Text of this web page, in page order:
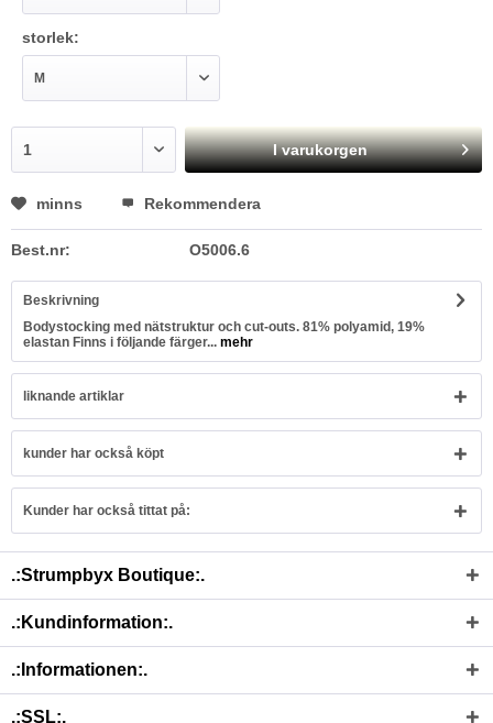
storlek:
I varukorgen
minns Rekommendera
Best.nr: O5006.6
Beskrivning
Bodystocking med nätstruktur och cut-outs. 81% polyamid, 19%
elastan Finns i följande färger... mehr
liknande artiklar
kunder har också köpt
Kunder har också tittat på:
.:Strumpbyx Boutique:.
.:Kundinformation:.
.:Informationen:.
.:SSL:.